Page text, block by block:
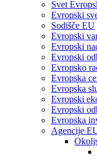
Svet
Evropski
Sodišče EU
Evropski
Evropski
Evropski
Evropsko
Evropska
Evropska
Evropski
Evropski
Evropska
Agencije